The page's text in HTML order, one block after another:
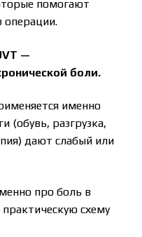
помогают
операции.
—
боли.
именно
(обувь, разгрузка,
дают слабый или
про боль в
схему